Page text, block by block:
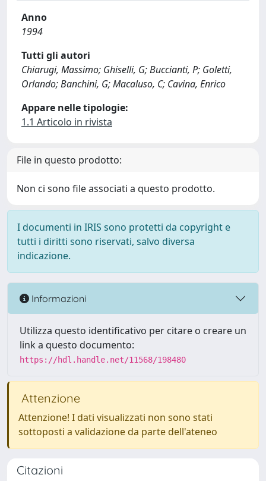
Anno
1994
Tutti gli autori
Chiarugi, Massimo; Ghiselli, G; Buccianti, P; Goletti,
Orlando; Banchini, G; Macaluso, C; Cavina, Enrico
Appare nelle tipologie:
1.1 Articolo in rivista
File in questo prodotto:
Non ci sono file associati a questo prodotto.
I documenti in IRIS sono protetti da copyright e
tutti i diritti sono riservati, salvo diversa
indicazione.
Informazioni
Utilizza questo identificativo per citare o creare un
link a questo documento:
https://hdl.handle.net/11568/198480
Attenzione
Attenzione! I dati visualizzati non sono stati
sottoposti a validazione da parte dell'ateneo
Citazioni